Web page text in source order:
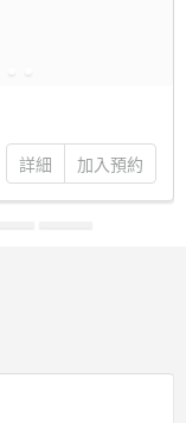
詳細